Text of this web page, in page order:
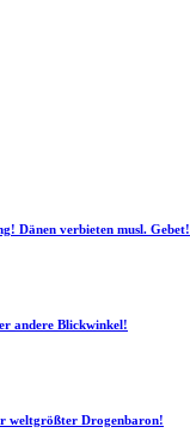
Dänen verbieten musl. Gebet!
andere Blickwinkel!
weltgrößter Drogenbaron!